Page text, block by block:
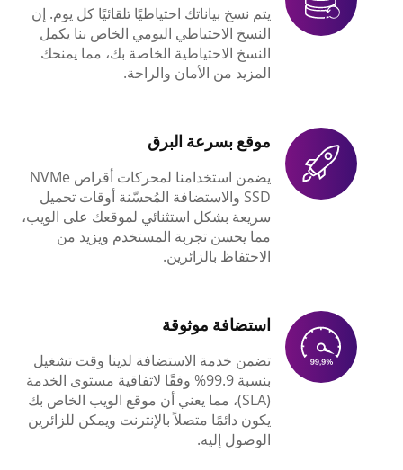
موقع بسرعة البرق
يضمن استخدامنا لمحركات أقراص NVMe
SSD والاستضافة المُحسّنة أوقات تحميل
سريعة بشكل استثنائي لموقعك على الويب،
مما يحسن تجربة المستخدم ويزيد من
الاحتفاظ بالزائرين.
يتم نسخ بياناتك احتياطيًا تلقائيًا كل يوم. إن
النسخ الاحتياطي اليومي الخاص بنا يكمل
النسخ الاحتياطية الخاصة بك، مما يمنحك
المزيد من الأمان والراحة.
استضافة موثوقة
تضمن خدمة الاستضافة لدينا وقت تشغيل
بنسبة 99.9% وفقًا لاتفاقية مستوى الخدمة
(SLA)، مما يعني أن موقع الويب الخاص بك
يكون دائمًا متصلاً بالإنترنت ويمكن للزائرين
الوصول إليه.